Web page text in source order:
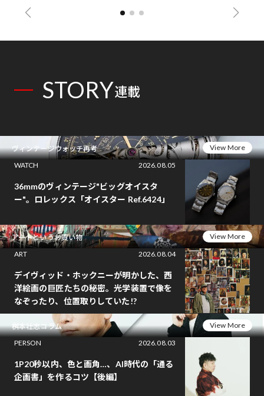
STORY連載
ヴィンテージウォッチ再考
View More
WATCH
2026.08.05
36mmのヴィンテージ"ビッグオイスタ
ー"。ロレックス「オイスター Ref.6424」
アートというお買い物
View More
ART
2026.08.04
デイヴィッド・ホックニーが明かした、西
洋絵画の巨匠たちの秘密。光学装置で像を
なぞったり、位置取りしていた!?
桝本壮志コラム
View More
PERSON
2026.08.03
1P20秒以内、色と画角…、AI時代の「通る
企画書」を作るコツ【後編】